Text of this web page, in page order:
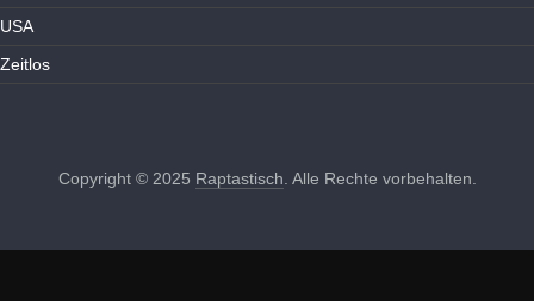
USA
Zeitlos
Copyright © 2025 Raptastisch . Alle Rechte vorbehalten.